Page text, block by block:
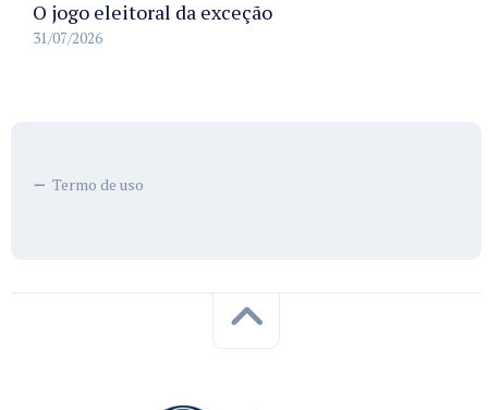
O jogo eleitoral da exceção
31/07/2026
Termo de uso